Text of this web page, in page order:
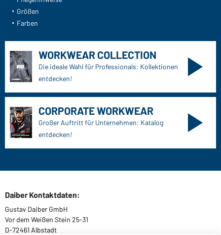
Größen
Farben
WORKWEAR COLLECTION
Die ideale Wahl für Professionals: Kollektionen
entdecken!
CORPORATE WORKWEAR
Großer Auftritt für Unternehmen: Katalog
entdecken!
Daiber Kontaktdaten:
Gustav Daiber GmbH
Vor dem Weißen Stein 25-31
D-72461 Albstadt